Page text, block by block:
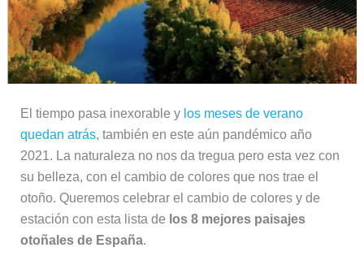
El tiempo pasa inexorable y los meses de verano
quedan atrás, también en este aún pandémico año
2021. La naturaleza no nos da tregua pero esta vez con
su belleza, con el cambio de colores que nos trae el
otoño. Queremos celebrar el cambio de colores y de
estación con esta lista de los 8 mejores paisajes
otoñales de España.